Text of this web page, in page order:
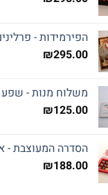
הפירמידות -
₪295.00
משלוח מנות - שפע
₪125.00
הסדרה המעוצבת -
₪188.00